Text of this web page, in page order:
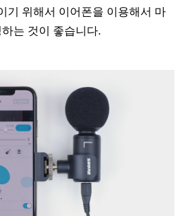
기 위해서 이어폰을 이용해서 마
는 것이 좋습니다.